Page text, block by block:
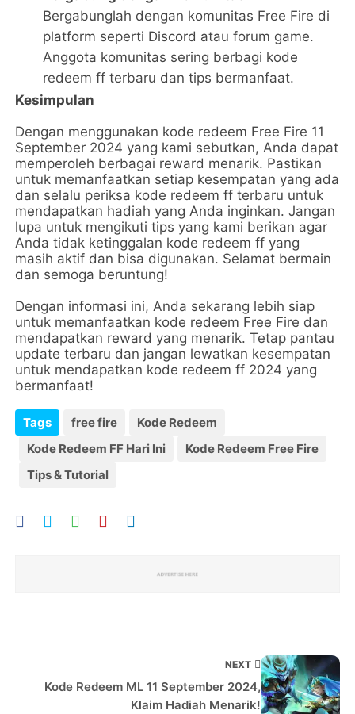
Bergabunglah dengan komunitas Free Fire di
platform seperti Discord atau forum game.
Anggota komunitas sering berbagi kode
redeem ff terbaru dan tips bermanfaat.
Kesimpulan
Dengan menggunakan kode redeem Free Fire 11
September 2024 yang kami sebutkan, Anda dapat
memperoleh berbagai reward menarik. Pastikan
untuk memanfaatkan setiap kesempatan yang ada
dan selalu periksa kode redeem ff terbaru untuk
mendapatkan hadiah yang Anda inginkan. Jangan
lupa untuk mengikuti tips yang kami berikan agar
Anda tidak ketinggalan kode redeem ff yang
masih aktif dan bisa digunakan. Selamat bermain
dan semoga beruntung!
Dengan informasi ini, Anda sekarang lebih siap
untuk memanfaatkan kode redeem Free Fire dan
mendapatkan reward yang menarik. Tetap pantau
update terbaru dan jangan lewatkan kesempatan
untuk mendapatkan kode redeem ff 2024 yang
bermanfaat!
Tags free fire
Kode Redeem
Kode Redeem FF Hari Ini
Kode Redeem Free Fire
Tips & Tutorial
NEXT
Kode Redeem ML 11 September 2024,
Klaim Hadiah Menarik!